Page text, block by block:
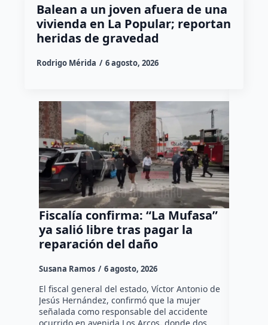
Balean a un joven afuera de una
vivienda en La Popular; reportan
heridas de gravedad
Rodrigo Mérida 6 agosto, 2026
Fiscalía confirma: “La Mufasa”
ya salió libre tras pagar la
reparación del daño
Susana Ramos 6 agosto, 2026
El fiscal general del estado, Víctor Antonio de
Jesús Hernández, confirmó que la mujer
señalada como responsable del accidente